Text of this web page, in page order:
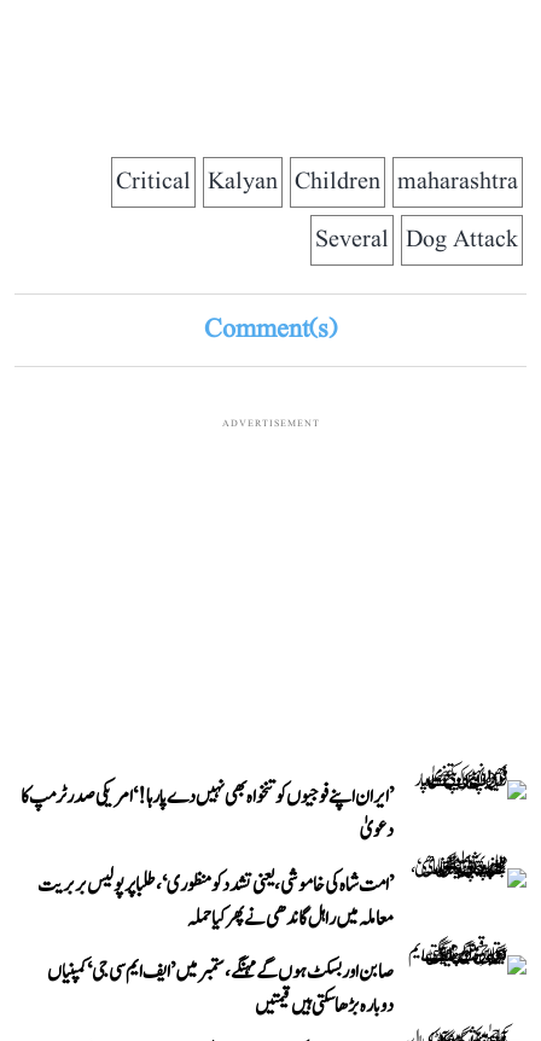
maharashtra
Children
Kalyan
Critical
Dog Attack
Several
Comment(s)
ADVERTISEMENT
’ایران اپنے فوجیوں کو تنخواہ بھی نہیں دے پا رہا!‘ امریکی صدر ٹرمپ کا
دعویٰ
’امت شاہ کی خاموشی، یعنی تشدد کو منظوری‘، طلبا پر پولیس بربریت
معاملہ میں راہل گاندھی نے پھر کیا حملہ
صابن اور بسکٹ ہوں گے مہنگے، ستمبر میں ’ایف ایم سی جی‘ کمپنیاں
دوبارہ بڑھا سکتی ہیں قیمتیں